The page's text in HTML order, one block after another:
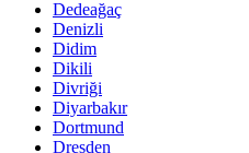
Dedeağaç
Denizli
Didim
Dikili
Divriği
Diyarbakır
Dortmund
Dresden